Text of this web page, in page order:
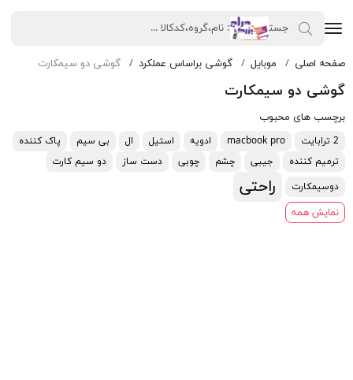
صفحه اصلی موبایل گوشی براساس عملکرد گوشی دو سیمکارت
گوشی دو سیمکارت
برچسب های محبوب
2 ترابایت macbook pro ادویه استیل ال بی سیم
پاک کننده
ترمیم کننده
جیبی چشم چوبی دست ساز
دو سیم کارت
دوسیمکارت
راحتی
نمایش همه